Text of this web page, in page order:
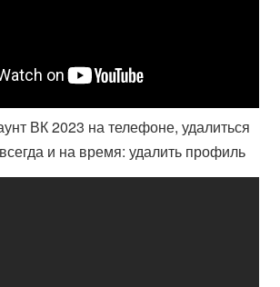
ВК 2023 на телефоне, удалиться
и на время: удалить профиль